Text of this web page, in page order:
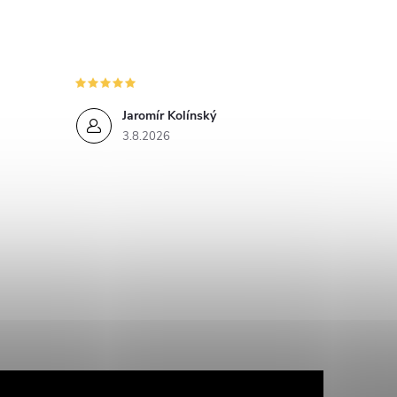
Jaromír Kolínský
3.8.2026